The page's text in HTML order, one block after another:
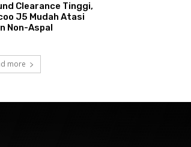
Clearance Tinggi,
J5 Mudah Atasi
Non-Aspal
more